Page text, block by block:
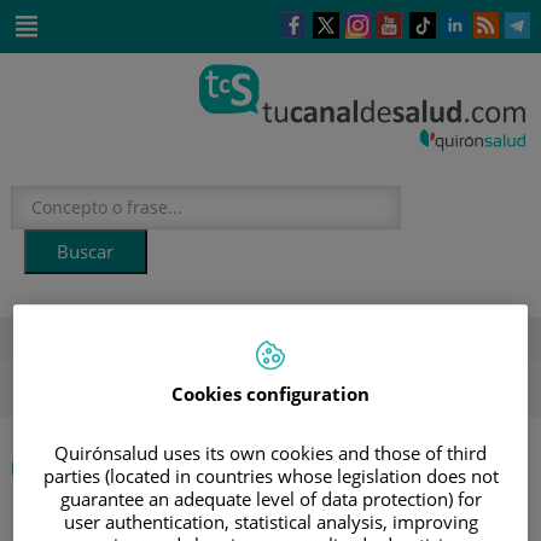
Este
enlace
se
ventana
nueva.
Este
enlace
se
una
ventana
nueva.
Este
enlace
se
una
ventana
nueva.
Este
enlace
se
una
ventana
nueva.
Enlace
una
Enlace
una
INICIO|ETIQUETA
Cookies configuration
Quirónsalud uses its own cookies and those of third
parties (located in countries whose legislation does not
guarantee an adequate level of data protection) for
user authentication, statistical analysis, improving